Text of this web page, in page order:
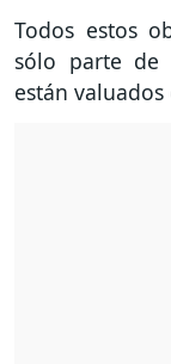
Todos estos
sólo parte de
están valuados